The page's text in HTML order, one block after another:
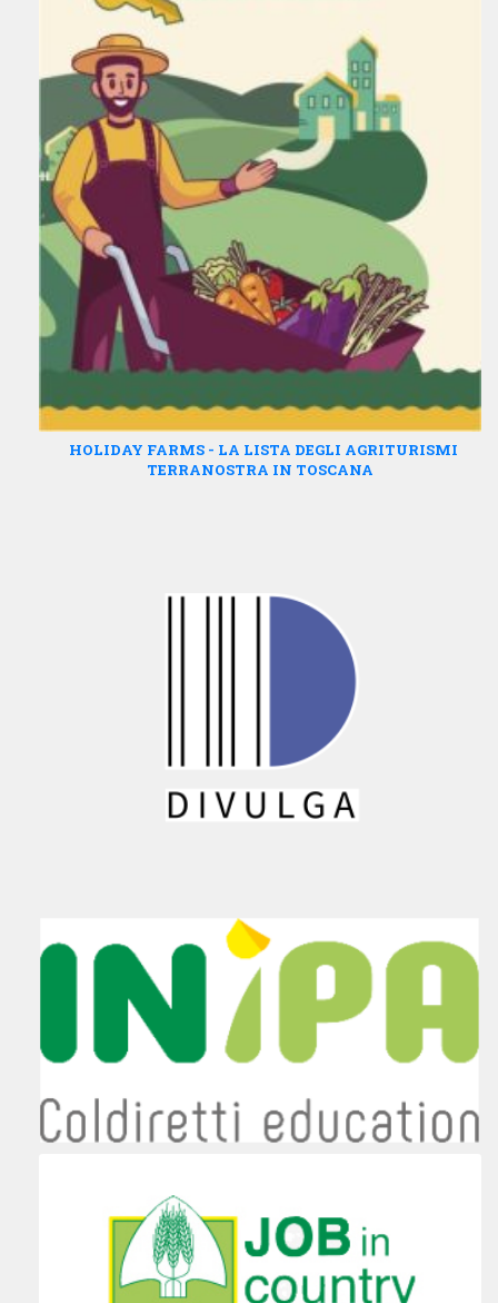
HOLIDAY FARMS - LA LISTA DEGLI AGRITURISMI
TERRANOSTRA IN TOSCANA